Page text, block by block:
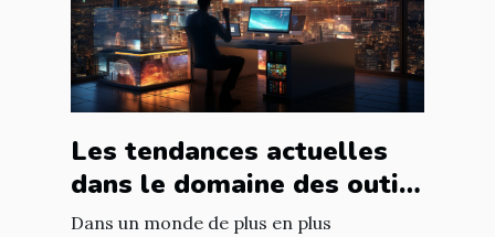
Les tendances actuelles
dans le domaine des outils
et services numériques
Dans un monde de plus en plus